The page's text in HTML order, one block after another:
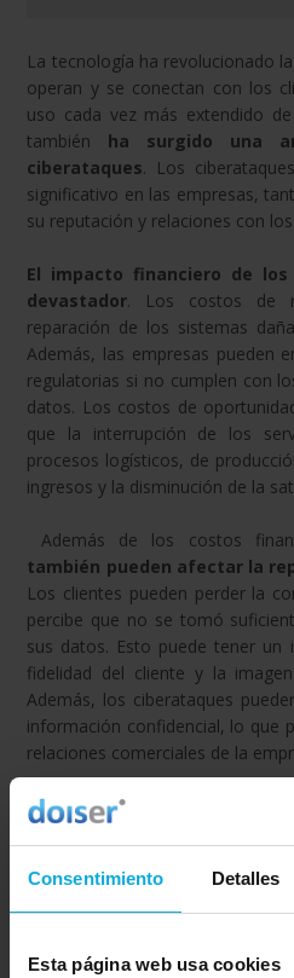
Consentimiento Detalles
Esta página web usa cookies
La tecnología ha revolucionado
operan y se conectan con los
uso cada vez más extendido
también ha surgido una
ciberataques. Los
significativo en las empresas,
su reputación y relaciones con
El impacto financiero de
devastador. Los costos de
reparación de los sistemas
Además, las empresas pueden
regulatorias si no cumplen con
datos. Los costos de
que la interrupción de los
procesos logísticos, de
ingresos y la disminución de la
Además de los costos
también pueden afectar la
Los clientes pueden perder la
percibe que no se tomó
sus datos. Esto puede tener
fidelidad del cliente y la
Además, los ciberataques
información confidencial, lo que
relaciones comerciales de la
Otro efecto negativo de los
afectar la capacidad de la
comunicarse con los clientes.
que no puede trabajar debido